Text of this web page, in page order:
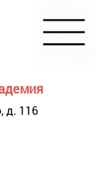
д. 116